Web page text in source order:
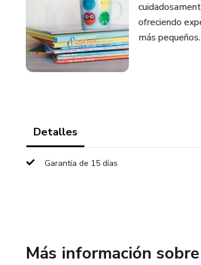
ofreciendo
más pequeños.
Detalles
Garantía de 15 días
Más información